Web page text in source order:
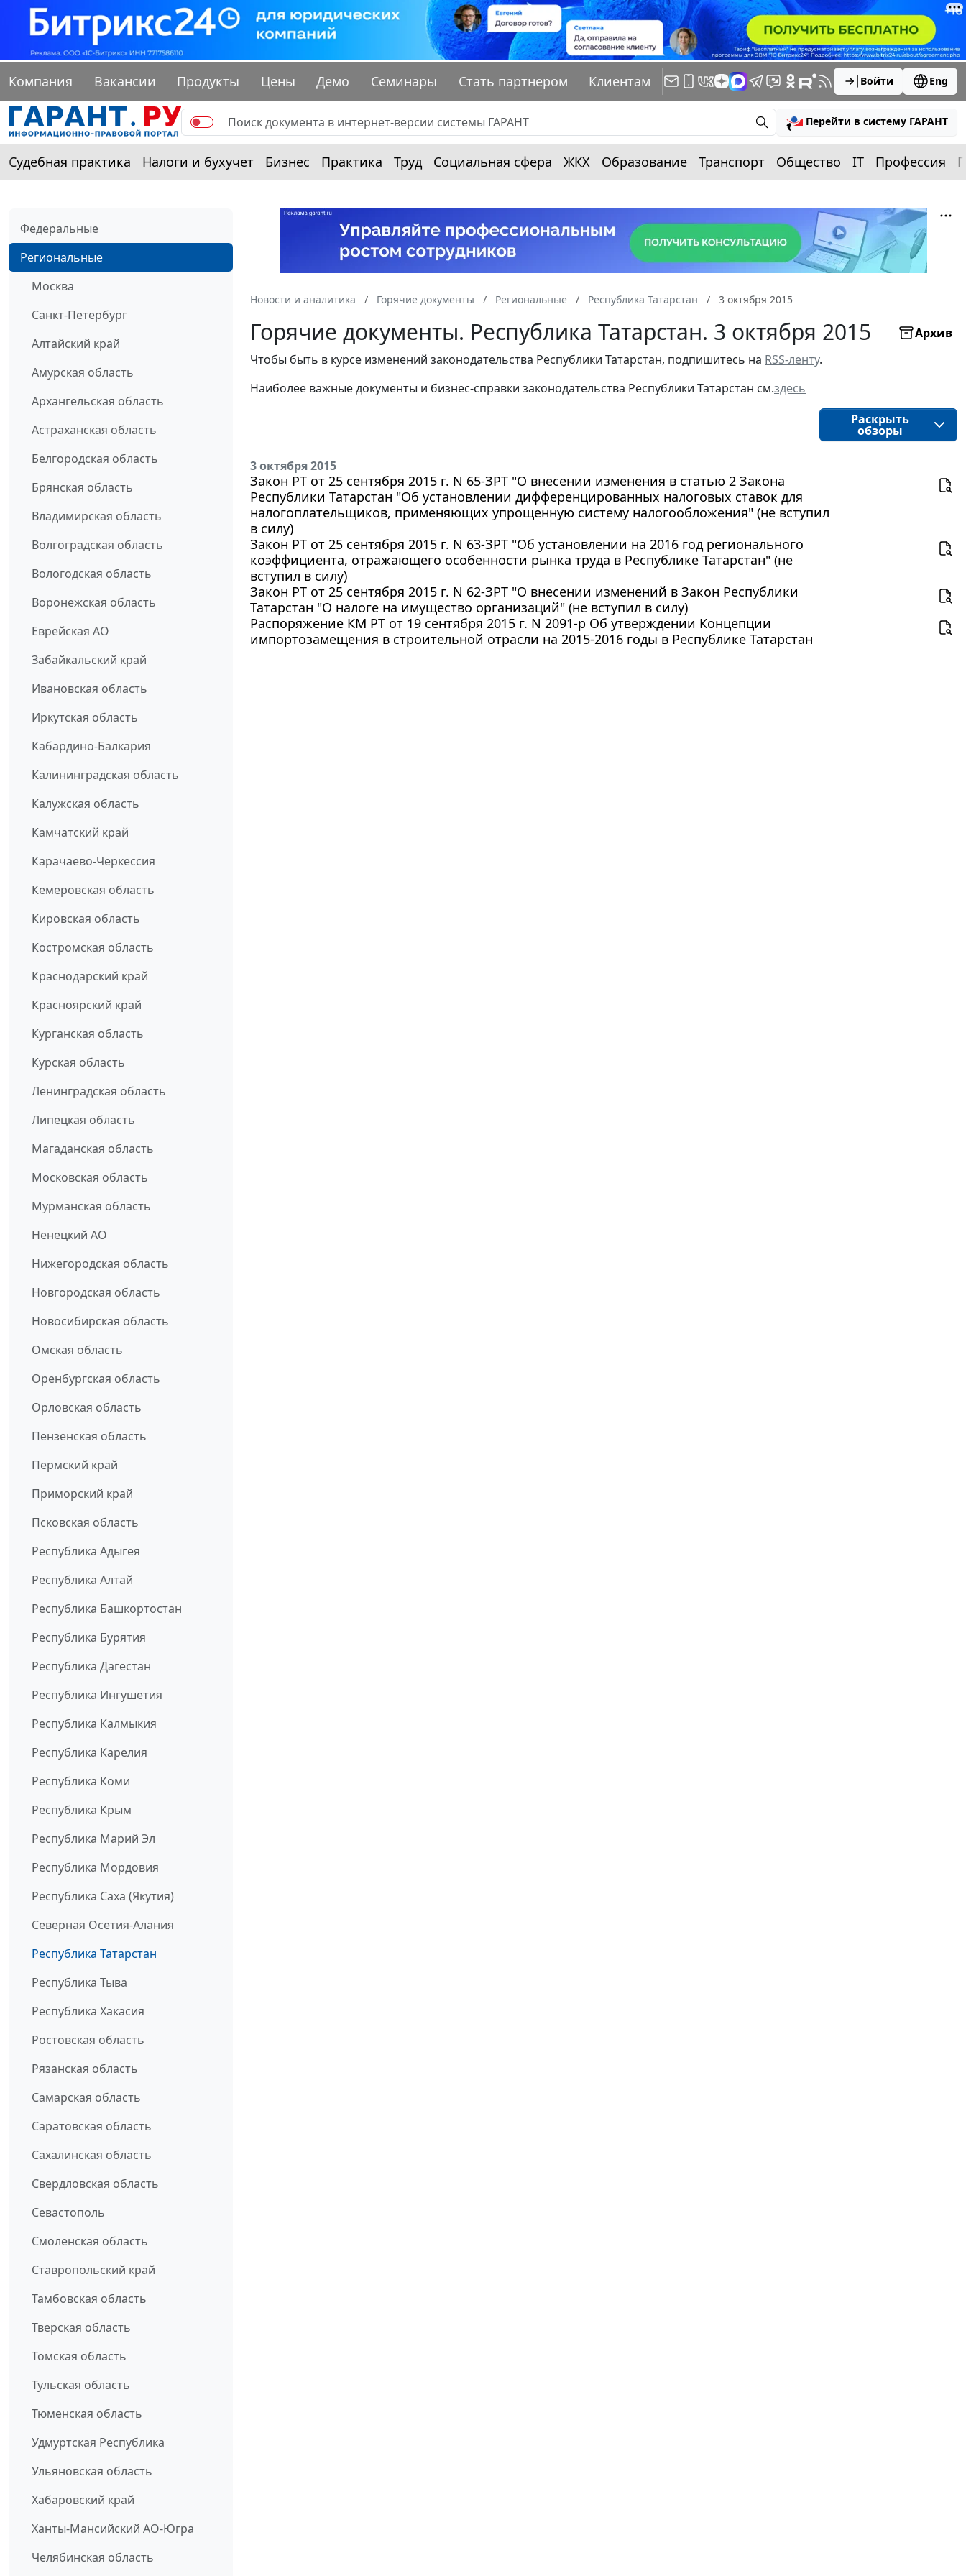
Компания Вакансии Продукты Цены Демо Семинары Стать партнером Клиентам Войти Eng
Перейти в систему ГАРАНТ
Судебная практика Налоги и бухучет Бизнес Практика Труд Социальная сфера ЖКХ Образование Транспорт Общество IT Профессия
Федеральные
Региональные
Москва
Санкт-Петербург
Алтайский край
Амурская область
Архангельская область
Астраханская область
Белгородская область
Брянская область
Владимирская область
Волгоградская область
Вологодская область
Воронежская область
Еврейская АО
Забайкальский край
Ивановская область
Иркутская область
Кабардино-Балкария
Калининградская область
Калужская область
Камчатский край
Карачаево-Черкессия
Кемеровская область
Кировская область
Костромская область
Краснодарский край
Красноярский край
Курганская область
Курская область
Ленинградская область
Липецкая область
Магаданская область
Московская область
Мурманская область
Ненецкий АО
Нижегородская область
Новгородская область
Новосибирская область
Омская область
Оренбургская область
Орловская область
Пензенская область
Пермский край
Приморский край
Псковская область
Республика Адыгея
Республика Алтай
Республика Башкортостан
Республика Бурятия
Республика Дагестан
Республика Ингушетия
Республика Калмыкия
Республика Карелия
Республика Коми
Республика Крым
Республика Марий Эл
Республика Мордовия
Республика Саха (Якутия)
Северная Осетия-Алания
Республика Татарстан
Республика Тыва
Республика Хакасия
Ростовская область
Рязанская область
Самарская область
Саратовская область
Сахалинская область
Свердловская область
Севастополь
Смоленская область
Ставропольский край
Тамбовская область
Тверская область
Томская область
Тульская область
Тюменская область
Удмуртская Республика
Ульяновская область
Хабаровский край
Ханты-Мансийский АО-Югра
Челябинская область
Новости и аналитика Горячие документы Региональные Республика Татарстан 3 октября 2015
Горячие документы. Республика Татарстан. 3 октября 2015
Архив
Чтобы быть в курсе изменений законодательства Республики Татарстан, подпишитесь на RSS-ленту.
Наиболее важные документы и бизнес-справки законодательства Республики Татарстан см.здесь
Раскрыть
обзоры
3 октября 2015
Закон РТ от 25 сентября 2015 г. N 65-ЗРТ "О внесении изменения в статью 2 Закона
Республики Татарстан "Об установлении дифференцированных налоговых ставок для
налогоплательщиков, применяющих упрощенную систему налогообложения" (не вступил
в силу)
Закон РТ от 25 сентября 2015 г. N 63-ЗРТ "Об установлении на 2016 год регионального
коэффициента, отражающего особенности рынка труда в Республике Татарстан" (не
вступил в силу)
Закон РТ от 25 сентября 2015 г. N 62-ЗРТ "О внесении изменений в Закон Республики
Татарстан "О налоге на имущество организаций" (не вступил в силу)
Распоряжение КМ РТ от 19 сентября 2015 г. N 2091-р Об утверждении Концепции
импортозамещения в строительной отрасли на 2015-2016 годы в Республике Татарстан